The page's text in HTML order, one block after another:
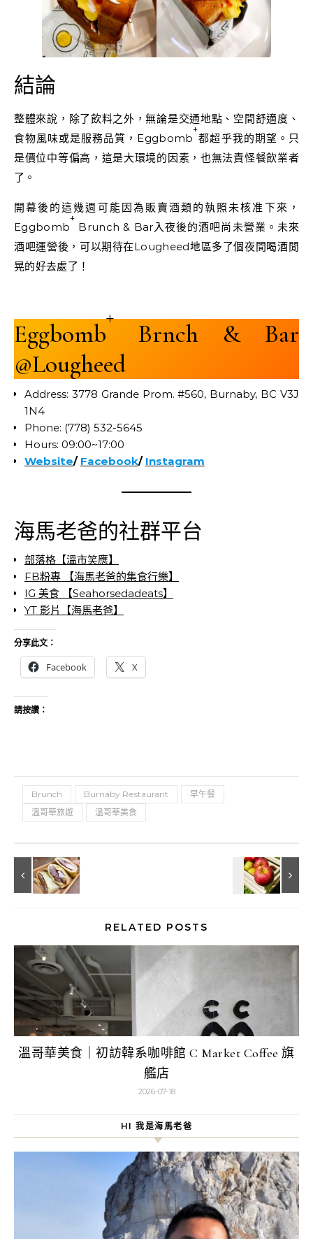
結論
整體來說，除了飲料之外，無論是交通地點、空間舒適度、
食物風味或是服務品質，Eggbomb
+
都超乎我的期望。只
是價位中等偏高，這是大環境的因素，也無法責怪餐飲業者
了。
開幕後的這幾週可能因為販賣酒類的執照未核准下來，
Eggbomb
+
Brunch & Bar入夜後的酒吧尚未營業。未來
酒吧運營後，可以期待在Lougheed地區多了個夜間喝酒閒
晃的好去處了！
Eggbomb
+
Brnch & Bar
@Lougheed
Address: 3778 Grande Prom. #560, Burnaby, BC V3J
1N4
Phone: (778) 532-5645
Hours: 09:00~17:00
Website/ Facebook/ Instagram
海馬老爸的社群平台
部落格【溫市笑應】
FB粉專 【海馬老爸的集食行樂】
IG 美食 【Seahorsedadeats】
YT 影片【海馬老爸】
分享此文：
Facebook X
請按讚：
Brunch Burnaby Restaurant
早午餐
溫哥華旅遊
溫哥華美食
RELATED POSTS
溫哥華美食｜初訪韓系咖啡館 C Market Coffee 旗
艦店
2026-07-18
HI 我是海馬老爸